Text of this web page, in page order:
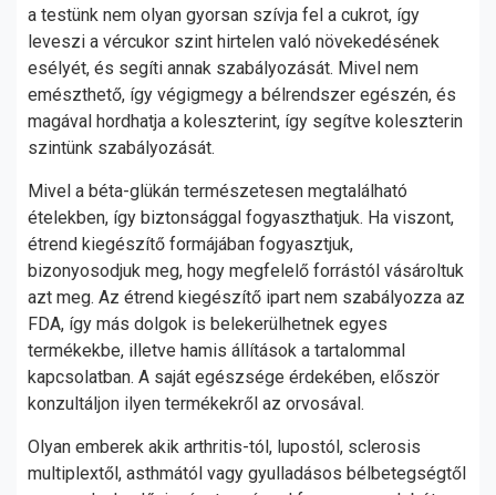
a testünk nem olyan gyorsan szívja fel a cukrot, így
leveszi a vércukor szint hirtelen való növekedésének
esélyét, és segíti annak szabályozását. Mivel nem
emészthető, így végigmegy a bélrendszer egészén, és
magával hordhatja a koleszterint, így segítve koleszterin
szintünk szabályozását.
Mivel a béta-glükán természetesen megtalálható
ételekben, így biztonsággal fogyaszthatjuk. Ha viszont,
étrend kiegészítő formájában fogyasztjuk,
bizonyosodjuk meg, hogy megfelelő forrástól vásároltuk
azt meg. Az étrend kiegészítő ipart nem szabályozza az
FDA, így más dolgok is belekerülhetnek egyes
termékekbe, illetve hamis állítások a tartalommal
kapcsolatban. A saját egészsége érdekében, először
konzultáljon ilyen termékekről az orvosával.
Olyan emberek akik arthritis-tól, lupostól, sclerosis
multiplextől, asthmától vagy gyulladásos bélbetegségtől